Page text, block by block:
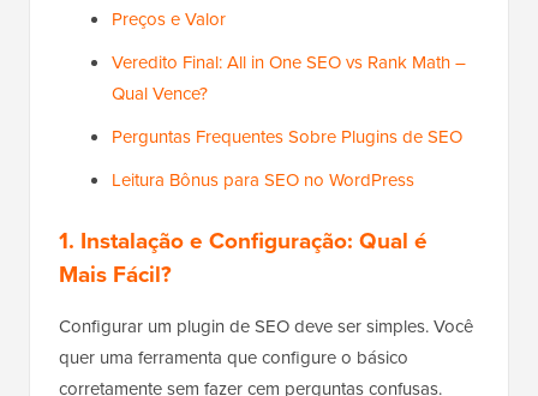
Preços e Valor
Veredito Final: All in One SEO vs Rank Math –
Qual Vence?
Perguntas Frequentes Sobre Plugins de SEO
Leitura Bônus para SEO no WordPress
1. Instalação e Configuração: Qual é
Mais Fácil?
Configurar um plugin de SEO deve ser simples. Você
quer uma ferramenta que configure o básico
corretamente sem fazer cem perguntas confusas.